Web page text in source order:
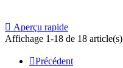
 Aperçu rapide
Affichage 1-18 de 18 article(s)
Précédent